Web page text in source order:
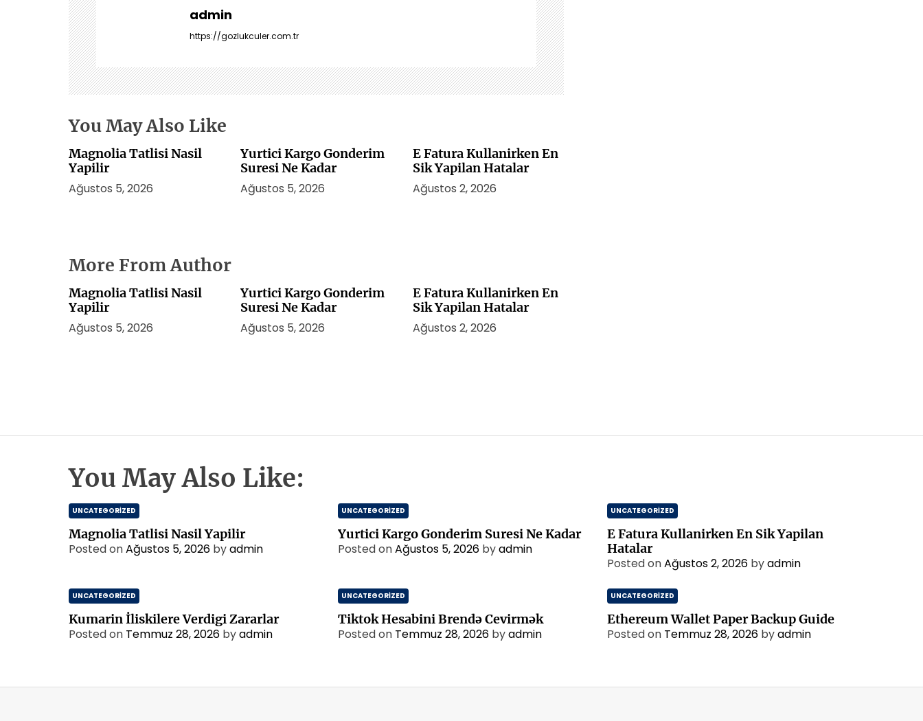
i
n
m
e
s
i
admin
https://gozlukculer.com.tr
You May Also Like
Magnolia Tatlisi Nasil
Yapilir
Ağustos 5, 2026
Yurtici Kargo Gonderim
Suresi Ne Kadar
Ağustos 5, 2026
E Fatura Kullanirken En
Sik Yapilan Hatalar
Ağustos 2, 2026
More From Author
Magnolia Tatlisi Nasil
Yapilir
Ağustos 5, 2026
Yurtici Kargo Gonderim
Suresi Ne Kadar
Ağustos 5, 2026
E Fatura Kullanirken En
Sik Yapilan Hatalar
Ağustos 2, 2026
You May Also Like:
UNCATEGORIZED
Magnolia Tatlisi Nasil Yapilir
Posted onAğustos 5, 2026 byadmin
UNCATEGORIZED
Yurtici Kargo Gonderim Suresi Ne Kadar
Posted onAğustos 5, 2026 byadmin
UNCATEGORIZED
E Fatura Kullanirken En Sik Yapilan
Hatalar
Posted onAğustos 2, 2026 byadmin
UNCATEGORIZED
Kumarin İliskilere Verdigi Zararlar
Posted on Temmuz 28, 2026 byadmin
UNCATEGORIZED
Tiktok Hesabini Brendə Cevirmək
Posted on Temmuz 28, 2026 byadmin
UNCATEGORIZED
Ethereum Wallet Paper Backup Guide
Posted on Temmuz 28, 2026 byadmin